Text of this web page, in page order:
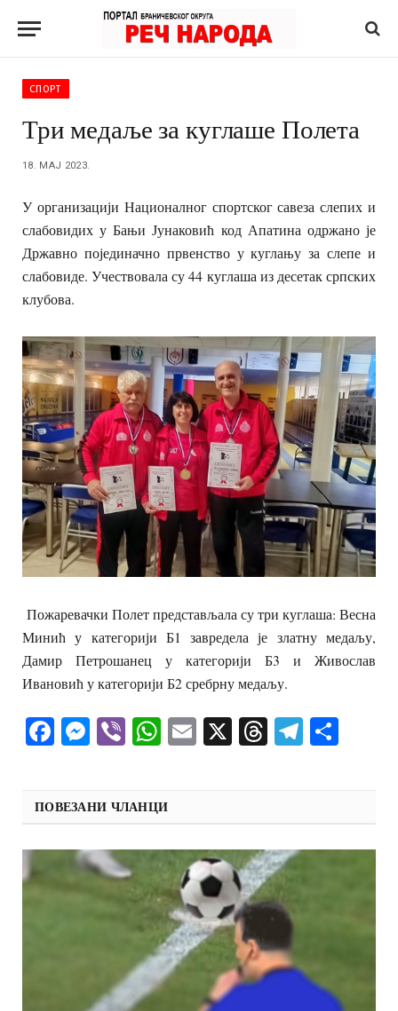
СПОРТ
Три медаље за куглаше Полета
18. МАЈ 2023.
У организацији Националног спортског савеза слепих и
слабовидих у Бањи Јунаковић код Апатина одржано је
Државно појединачно првенство у куглању за слепе и
слабовиде. Учествовала су 44 куглаша из десетак српских
клубова.
Пожаревачки Полет представљала су три куглаша: Весна
Минић у категорији Б1 завредела је златну медаљу,
Дамир Петрошанец у категорији Б3 и Живослав
Ивановић у категорији Б2 сребрну медаљу.
Facebook
Messenger
ViberWhatsApp
Email
X Threads
ПОВЕЗАНИ ЧЛАНЦИ